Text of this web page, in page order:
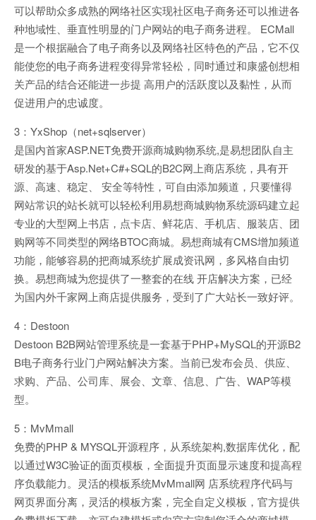
可以帮助众多成熟的网络社区实现社区电子商务还可以推进各
种地域性、垂直性明显的门户网站的电子商务进程。 ECMall
是一个根据融合了电子商务以及网络社区特色的产品，它不仅
能使您的电子商务进程变得异常轻松，同时通过和康盛创想相
关产品的结合还能进一步提 高用户的活跃度以及黏性，从而
促进用户的忠诚度。
3：YxShop（net+sqlserver）
是国内首家ASP.NET免费开源商城购物系统,是易想团队自主
研发的基于Asp.Net+C#+SQL的B2C网上商店系统，具有开
源、高速、稳定、 安全等特性，可自由添加频道，只要懂得
网站常识的站长就可以轻松利用易想商城购物系统源码建立起
专业的大型网上书店，点卡店、鲜花店、手机店、服装店、团
购网等不同类型的网络BTOC商城。易想商城有CMS增加频道
功能，能够容易的把商城系统扩展成资讯网，多风格自由切
换。易想商城为您提供了一整套的在线 开店解决方案，已经
为国内外千家网上商店提供服务，受到了广大站长一致好评。
4：Destoon
Destoon B2B网站管理系统是一套基于PHP+MySQL的开源B2
B电子商务行业门户网站解决方案。当前已发布会员、供应、
求购、产品、公司库、展会、文章、信息、广告、WAP等模
型。
5：MvMmall
免费的PHP & MYSQL开源程序，从系统架构,数据库优化，配
以通过W3C验证的面页模板，全面提升页面显示速度和提高程
序负载能力。灵活的模板系统MvMmall网 店系统程序代码与
网页界面分离，灵活的模板方案，完全自定义模板，官方提供